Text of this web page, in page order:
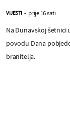
VIJESTI - prije 16 sati
Na Dunavskoj
povodu Dana
branitelja.